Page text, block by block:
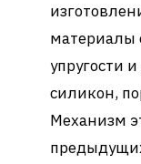
материалы
упругости
силикон,
Механизм